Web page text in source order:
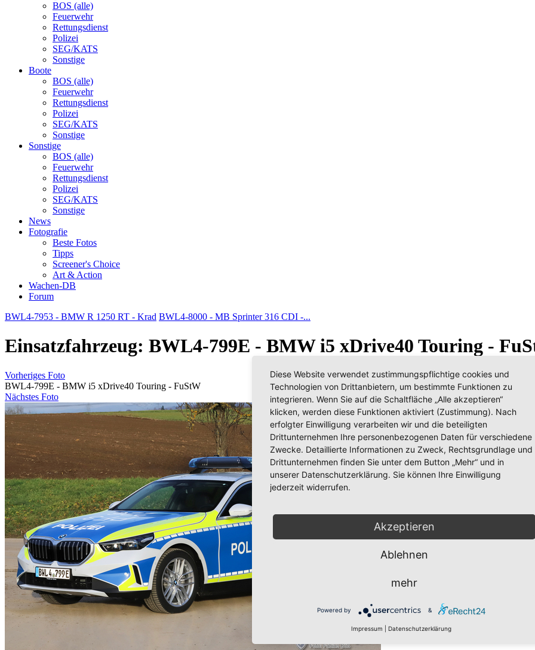
BOS (alle)
Feuerwehr
Rettungsdienst
Polizei
SEG/KATS
Sonstige
Boote
BOS (alle)
Feuerwehr
Rettungsdienst
Polizei
SEG/KATS
Sonstige
Sonstige
BOS (alle)
Feuerwehr
Rettungsdienst
Polizei
SEG/KATS
Sonstige
News
Fotografie
Beste Fotos
Tipps
Screener's Choice
Art & Action
Wachen-DB
Forum
BWL4-7953 - BMW R 1250 RT - Krad BWL4-8000 - MB Sprinter 316 CDI -...
Einsatzfahrzeug: BWL4-799E - BMW i5 xDrive40 Touring -
Vorheriges Foto
BWL4-799E - BMW i5 xDrive40 Touring - FuStW
Nächstes Foto
Diese Website verwendet zustimmungspflichtige cookies und
Technologien von Drittanbietern, um bestimmte Funktionen zu
integrieren. Wenn Sie auf die Schaltfläche „Alle akzeptieren“
klicken, werden diese Funktionen aktiviert (Zustimmung). Nach
erfolgter Einwilligung verarbeiten wir und die beteiligten
Drittunternehmen Ihre personenbezogenen Daten für verschiedene
Zwecke. Detaillierte Informationen zu Zweck, Rechtsgrundlage und
Drittunternehmen finden Sie unter dem Button „Mehr“ und in
unserer Datenschutzerklärung. Sie können Ihre Einwilligung
jederzeit widerrufen.
Akzeptieren
Ablehnen
mehr
Powered by &
Impressum Datenschutzerklärung